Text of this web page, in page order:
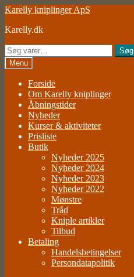
Spring
navigation
Spring
indhold
Karelly kniplinger ApS
Karelly.dk
Søg
efter:
Søg
Menu
Forside
Om Karelly kniplinger
Åbningstider
Nyheder
Kurser & aktiviteter
Prisliste
Butik
Nyheder 2025
Nyheder 2024
Nyheder 2023
Nyheder 2022
Mønstre
Tråd
Kniple artikler
Tilbud
Betaling
Handelsbetingelser
Persondatapolitik